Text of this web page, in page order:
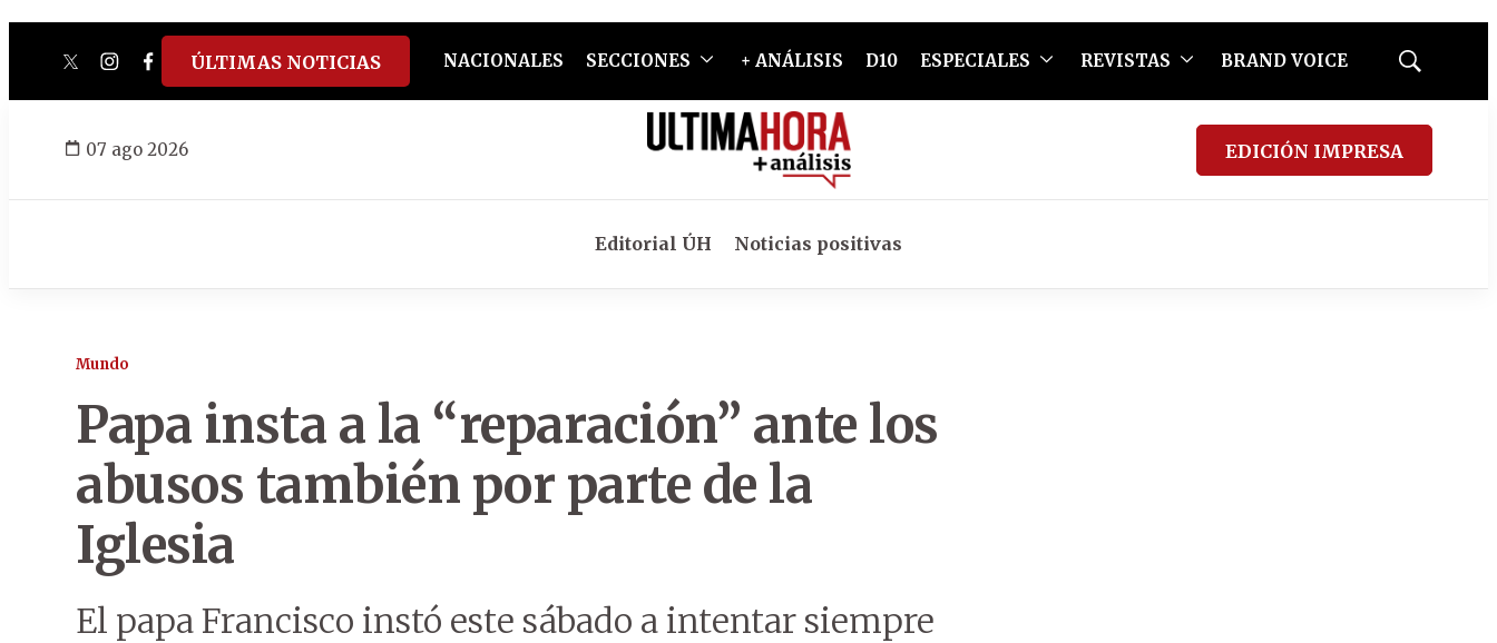
twitterinstagram
facebook
tiktokyoutube
spotify
ÚLTIMAS NOTICIAS NACIONALES SECCIONES + ANÁLISIS D10 ESPECIALES REVISTAS BRAND VOICE
Mostrar
07 ago 2026 EDICIÓN IMPRESA
Editorial ÚH Noticias positivas
Mundo
Papa insta a la “reparación” ante los
abusos también por parte de la
Iglesia
El papa Francisco instó este sábado a intentar siempre